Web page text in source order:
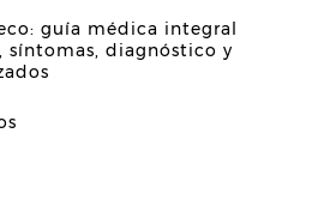
guía médica integral
síntomas, diagnóstico y